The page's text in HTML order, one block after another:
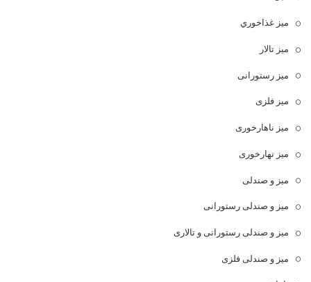
ميز غذاخوري
میز تالار
میز رستورانی
میز فلزی
میز ناهارخوری
میز نهارخوری
میز و صندلی
میز و صندلی رستورانی
میز و صندلی رستورانی و تالاری
میز و صندلی فلزی